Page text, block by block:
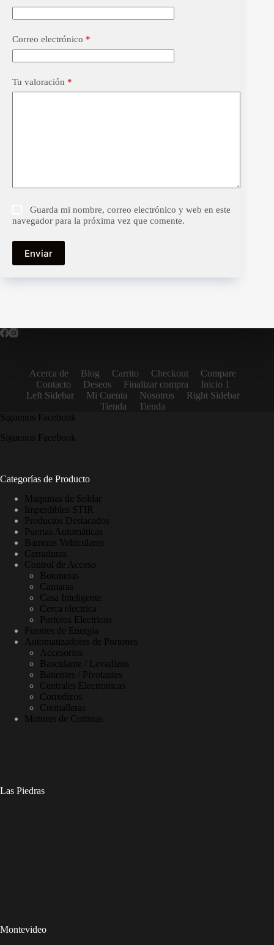
Correo electrónico *
Tu valoración *
Guarda mi nombre, correo electrónico y web en este
navegador para la próxima vez que comente.
Enviar
Acerca de Blog Carrito Checkout
Compare
Contacto
Deseos Finalizar compra
Inicio 1
Left Sidebar
Mi Cuenta Nosotros
Right Sidebar
Tienda
Tienda
Siguenos Facebook
Siguenos Facebook
Categorías de Producto
Maquinas de Soldar
Imperdibles STIR
Productos Destacados
Puertas Automáticas
Barreras Vehiculares
Cerraduras
Control de Acceso
Botoneras
Camaras
Casa Inteligente
Cerca electrica
Porteros Electricos
Fuentes de Energía
Automatizadores de Portones
Accesorios
Basculante / Levadizos
Batientes / Pivotantes
Centrales Electronicas
Corredizos
Cremalleras
Motores de Cortinas
Las Piedras
Montevideo